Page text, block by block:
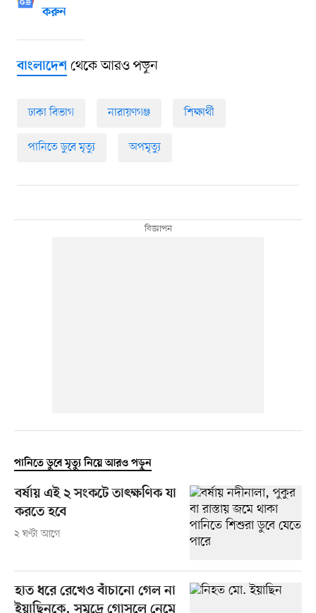
করুন
বাংলাদেশথেকে আরও পড়ুন
ঢাকা বিভাগ নারায়ণগঞ্জ শিক্ষার্থী
পানিতে ডুবে মৃত্যু অপমৃত্যু
পানিতে ডুবে মৃত্যু নিয়ে আরও পড়ুন
বর্ষায় এই ২ সংকটে তাৎক্ষণিক যা
করতে হবে
২ ঘণ্টা আগে
হাত ধরে রেখেও বাঁচানো গেল না